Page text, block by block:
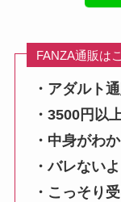
FANZA通販は
・アダルト
・3500円以
・中身がわ
・バレない
・こっそり